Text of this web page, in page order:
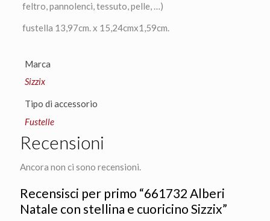
feltro, pannolenci, tessuto, pelle, …)
fustella 13,97cm. x 15,24cmx1,59cm.
Marca
Sizzix
Tipo di accessorio
Fustelle
Recensioni
Ancora non ci sono recensioni.
Recensisci per primo “661732 Alberi
Natale con stellina e cuoricino Sizzix”